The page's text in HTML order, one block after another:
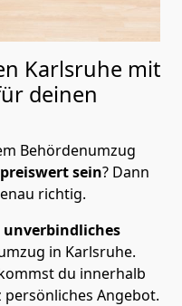
Karlsruhe mit
deinen
Behördenumzug
sein? Dann
richtig.
unverbindliches
in Karlsruhe.
du innerhalb
Angebot.